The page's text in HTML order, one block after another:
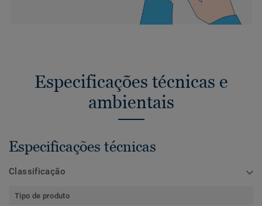
Especificações técnicas e
ambientais
Especificações técnicas
Classificação
Tipo de produto